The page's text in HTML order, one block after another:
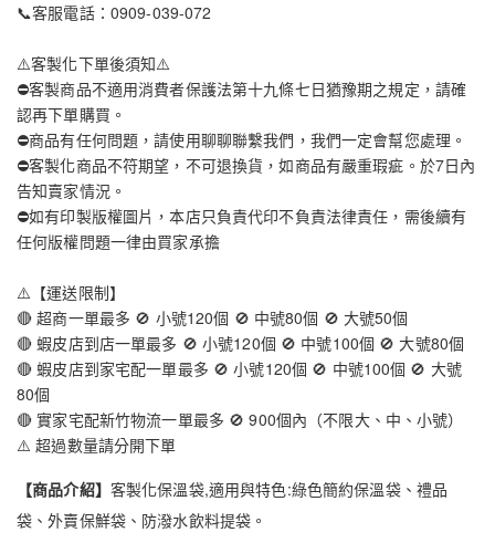
📞客服電話：0909-039-072
⚠️客製化下單後須知⚠️
⛔客製商品不適用消費者保護法第十九條七日猶豫期之規定，請確
認再下單購買。
⛔商品有任何問題，請使用聊聊聯繫我們，我們一定會幫您處理。
⛔客製化商品不符期望，不可退換貨，如商品有嚴重瑕疵。於7日內
告知賣家情況。
⛔如有印製版權圖片，本店只負責代印不負責法律責任，需後續有
任何版權問題一律由買家承擔
⚠️【運送限制】
🔴 超商一單最多 🚫 小號120個 🚫 中號80個 🚫 大號50個
🔴 蝦皮店到店一單最多 🚫 小號120個 🚫 中號100個 🚫 大號80個
🔴 蝦皮店到家宅配一單最多 🚫 小號120個 🚫 中號100個 🚫 大號
80個
🔴 實家宅配新竹物流一單最多 🚫 900個內（不限大、中、小號）
⚠️ 超過數量請分開下單
【商品介紹】 客製化保溫袋,適用與特色:綠色簡約保溫袋、禮品
袋、外賣保鮮袋、防潑水飲料提袋。